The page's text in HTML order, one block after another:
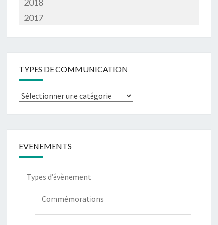
2018
2017
TYPES DE COMMUNICATION
EVENEMENTS
Types d’évènement
Commémorations